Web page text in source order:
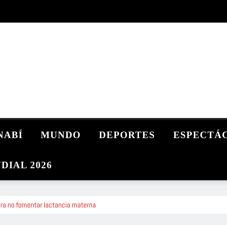
MUNDO DEPORTES
2026
no fomentar lactancia materna